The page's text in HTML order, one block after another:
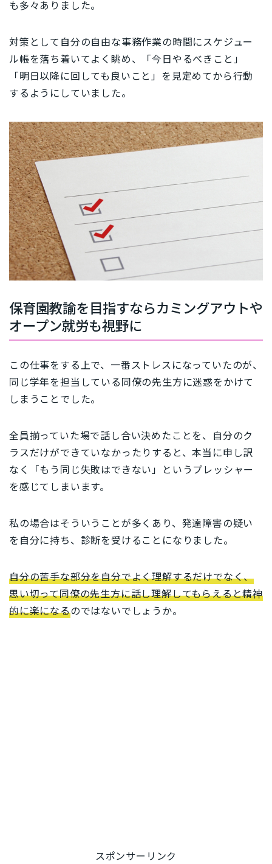
も多々ありました。
対策として自分の自由な事務作業の時間にスケジュー
ル帳を落ち着いてよく眺め、「今日やるべきこと」
「明日以降に回しても良いこと」を見定めてから行動
するようにしていました。
保育園教諭を目指すならカミングアウトや
オープン就労も視野に
この仕事をする上で、一番ストレスになっていたのが、
同じ学年を担当している同僚の先生方に迷惑をかけて
しまうことでした。
全員揃っていた場で話し合い決めたことを、自分のク
ラスだけができていなかったりすると、本当に申し訳
なく「もう同じ失敗はできない」というプレッシャー
を感じてしまいます。
私の場合はそういうことが多くあり、発達障害の疑い
を自分に持ち、診断を受けることになりました。
自分の苦手な部分を自分でよく理解するだけでなく、
思い切って同僚の先生方に話し理解してもらえると精神
的に楽になるのではないでしょうか。
スポンサーリンク